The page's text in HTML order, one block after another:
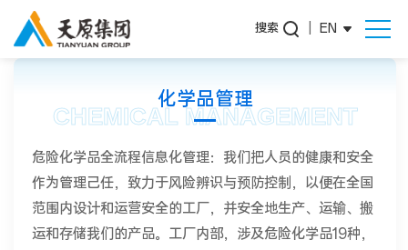
搜索 EN
CHEMICAL MANAGEMENT
化学品管理
危险化学品全流程信息化管理：我们把人员的健康和安全
作为管理己任，致力于风险辨识与预防控制，以便在全国
范围内设计和运营安全的工厂，并安全地生产、运输、搬
运和存储我们的产品。工厂内部，涉及危险化学品19种，